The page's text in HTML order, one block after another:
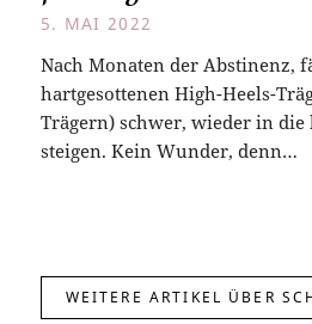
5. MAI 2022
Nach Monaten der Abstinenz,
hartgesottenen High-Heels-
Trägern) schwer, wieder in die
steigen. Kein Wunder, denn…
WEITERE ARTIKEL ÜBER